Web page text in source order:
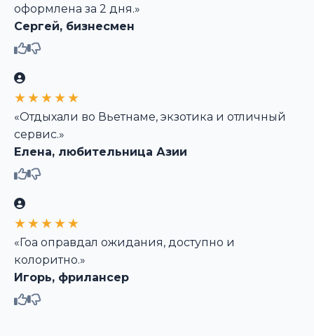
оформлена за 2 дня.»
Сергей, бизнесмен
★★★★★
«Отдыхали во Вьетнаме, экзотика и отличный
сервис.»
Елена, любительница Азии
★★★★★
«Гоа оправдал ожидания, доступно и
колоритно.»
Игорь, фрилансер